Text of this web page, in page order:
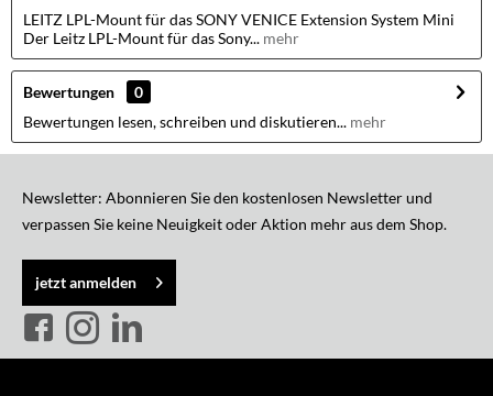
LEITZ LPL-Mount für das SONY VENICE Extension System Mini
Der Leitz LPL-Mount für das Sony... mehr
Bewertungen
0
Bewertungen lesen, schreiben und diskutieren... mehr
Newsletter: Abonnieren Sie den kostenlosen Newsletter und
verpassen Sie keine Neuigkeit oder Aktion mehr aus dem Shop.
jetzt anmelden